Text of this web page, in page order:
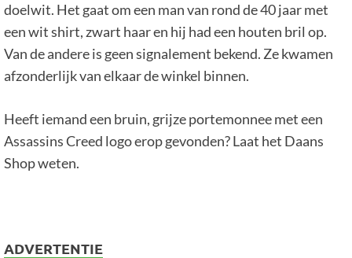
doelwit. Het gaat om een man van rond de 40 jaar met
een wit shirt, zwart haar en hij had een houten bril op.
Van de andere is geen signalement bekend. Ze kwamen
afzonderlijk van elkaar de winkel binnen.
Heeft iemand een bruin, grijze portemonnee met een
Assassins Creed logo erop gevonden? Laat het Daans
Shop weten.
ADVERTENTIE